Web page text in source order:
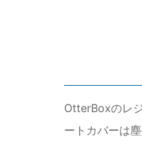
OtterBoxのレ
ートカバーは